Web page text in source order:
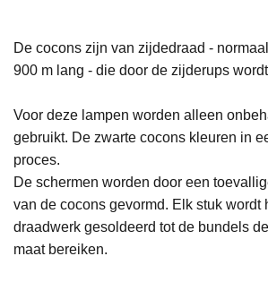
De cocons zijn van zijdedraad -
900 m lang - die door de zijderups
Voor deze lampen worden alleen
gebruikt. De zwarte cocons kleuren in
proces.
De schermen worden door een
van de cocons gevormd. Elk stuk wordt
draadwerk gesoldeerd tot de bundels
maat bereiken.